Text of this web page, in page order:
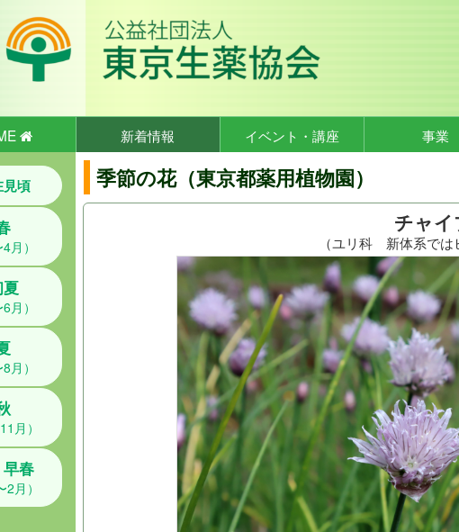
新着情報 イベント・講座 事業
頃
4月）
6月）
8月）
月）
春
2月）
季節の花（東京都薬用植物園）
チャイ
（ユリ科 新体系では